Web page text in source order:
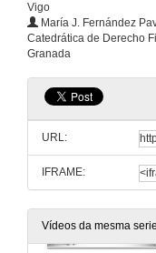
Vigo
María J. Fernández
Catedrática de Derecho
Granada
URL:
IFRAME:
Vídeos da mesma serie